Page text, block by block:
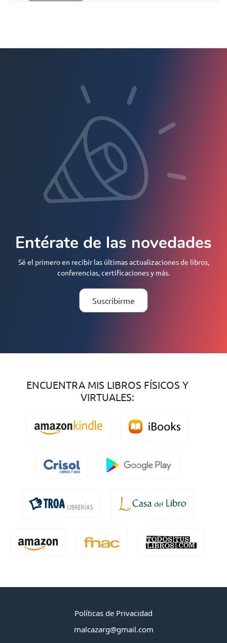
Entérate de las novedades
Sé el primero en recibir las últimas actualizaciones de libros,
conferencias, certificaciones y más.
Suscribirme
ENCUENTRA MIS LIBROS FÍSICOS Y
VIRTUALES:
Políticas de Privacidad
malcazarg@gmail.com